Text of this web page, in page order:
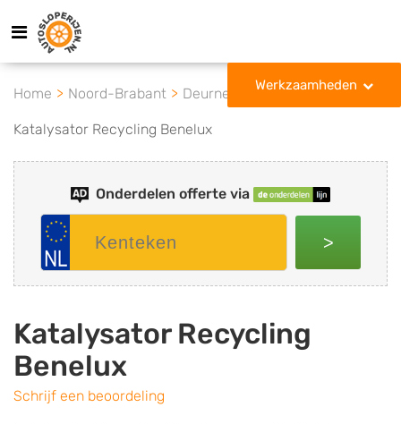
Werkzaamheden
Home Noord-Brabant Deurne
Katalysator Recycling Benelux
Onderdelen offerte via
>
Katalysator Recycling
Benelux
Schrijf een beoordeling